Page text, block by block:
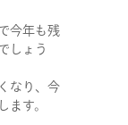
トを
ング
正
今年も残
しょう
なり、今
ます。